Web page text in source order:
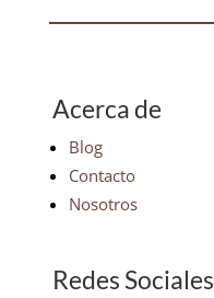
Acerca de
Blog
Contacto
Nosotros
Redes Sociales